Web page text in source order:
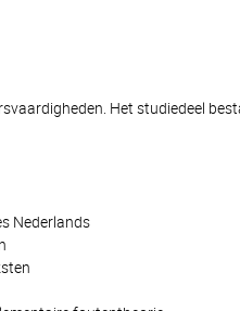
Het studiedeel
Nederlands